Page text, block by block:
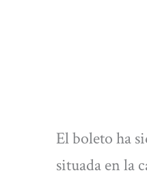
El boleto ha
situada en la